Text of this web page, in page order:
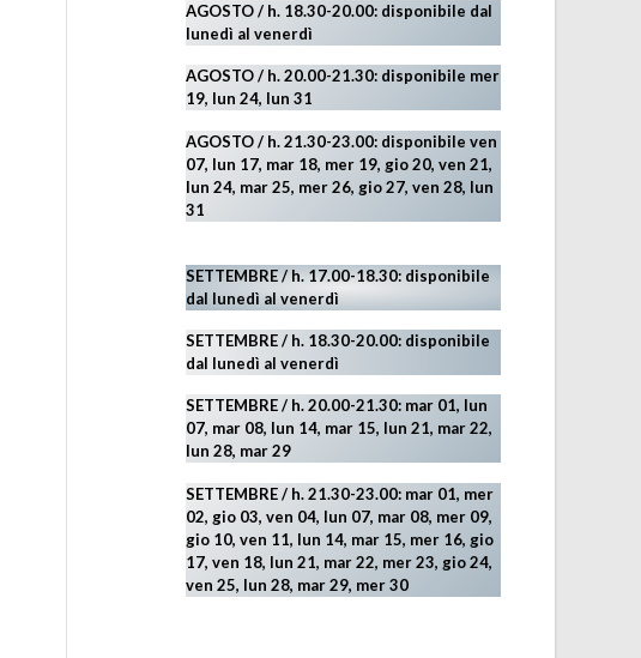
AGOSTO/ h. 18.30-20.00: disponibile dal
lunedì al venerdì
AGOSTO / h. 20.00-21.30: disponibile mer
19, lun 24, lun 31
AGOSTO/ h. 21.30-23.00: disponibile ven
07, lun 17, mar 18, mer 19, gio 20, ven 21,
lun 24, mar 25, mer 26, gio 27, ven 28, lun
31
SETTEMBRE / h. 17.00-18.30: disponibile
dal lunedì al venerdì
SETTEMBRE / h. 18.30-20.00: disponibile
dal lunedì al venerdì
SETTEMBRE / h. 20.00-21.30: mar 01, lun
07, mar 08, lun 14, mar 15, lun 21, mar 22,
lun 28, mar 29
SETTEMBRE / h. 21.30-23.00: mar 01, mer
02, gio 03, ven 04, lun 07, mar 08, mer 09,
gio 10, ven 11, lun 14, mar 15, mer 16, gio
17, ven 18, lun 21, mar 22, mer 23, gio 24,
ven 25, lun 28, mar 29, mer 30